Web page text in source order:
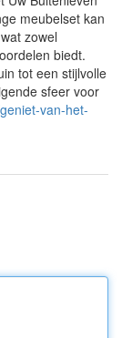
meubelset kan
zowel
biedt.
tot een stijlvolle
sfeer voor
van-het-